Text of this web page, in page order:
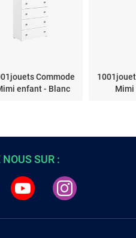
Commode
enfant - Blanc
Mimi
SUR :